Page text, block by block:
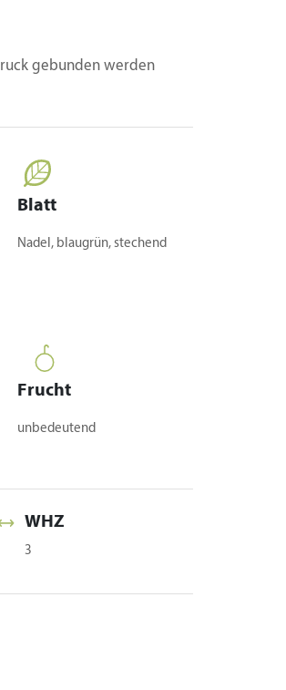
gebunden werden
Blatt
Nadel, blaugrün, stechend
Frucht
unbedeutend
WHZ
3